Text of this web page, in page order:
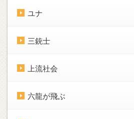
ユナ
三銃士
上流社会
六龍が飛ぶ